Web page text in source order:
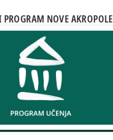
PROGRAM NOVE AKROPOLE